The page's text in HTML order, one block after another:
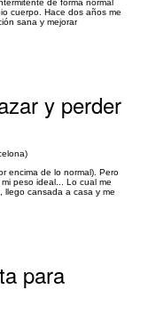
cuerpo. Hace dos años me
sana y mejorar
y perder
encima de lo normal). Pero
peso ideal... Lo cual me
llego cansada a casa y me
para